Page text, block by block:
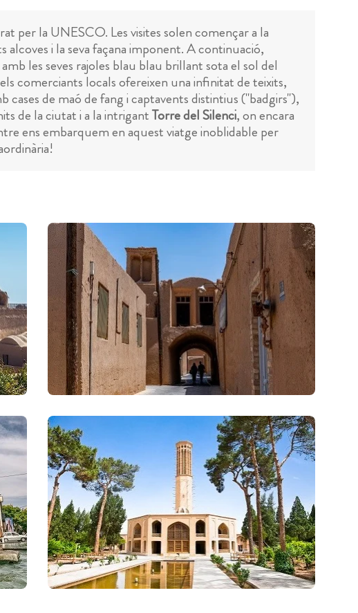
per la UNESCO. Les visites solen començar a la
alcoves i la seva façana imponent. A continuació,
les seves rajoles blau blau brillant sota el sol del
comerciants locals ofereixen una infinitat de teixits,
cases de maó de fang i captavents distintius ("badgirs"),
de la ciutat i a la intrigantTorre del Silenci, on encara
ens embarquem en aquest viatge inoblidable per